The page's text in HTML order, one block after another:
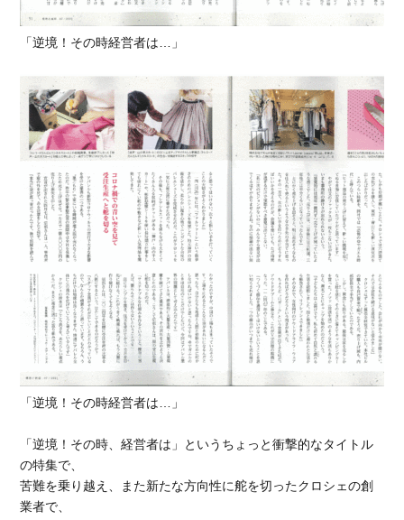
「逆境！その時経営者は…」
「逆境！その時経営者は…」
「逆境！その時、経営者は」というちょっと衝撃的なタイトル
の特集で、
苦難を乗り越え、また新たな方向性に舵を切ったクロシェの創
業者で、